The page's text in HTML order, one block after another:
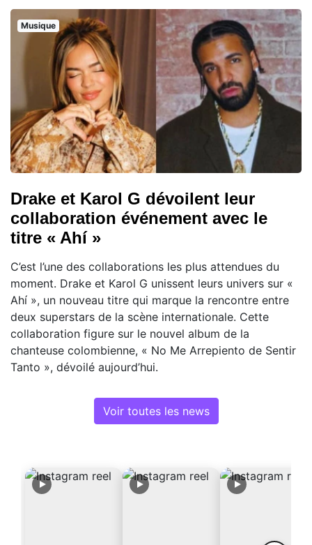
Musique
Drake et Karol G dévoilent leur
collaboration événement avec le
titre « Ahí »
C’est l’une des collaborations les plus attendues du
moment. Drake et Karol G unissent leurs univers sur «
Ahí », un nouveau titre qui marque la rencontre entre
deux superstars de la scène internationale. Cette
collaboration figure sur le nouvel album de la
chanteuse colombienne, « No Me Arrepiento de Sentir
Tanto », dévoilé aujourd’hui.
Voir toutes les news